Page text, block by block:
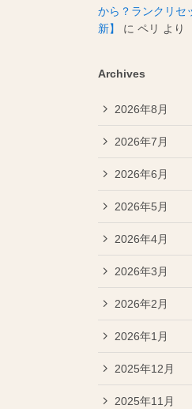
から？ランクリセ
新】
に ペリ より
Archives
2026年8月
2026年7月
2026年6月
2026年5月
2026年4月
2026年3月
2026年2月
2026年1月
2025年12月
2025年11月